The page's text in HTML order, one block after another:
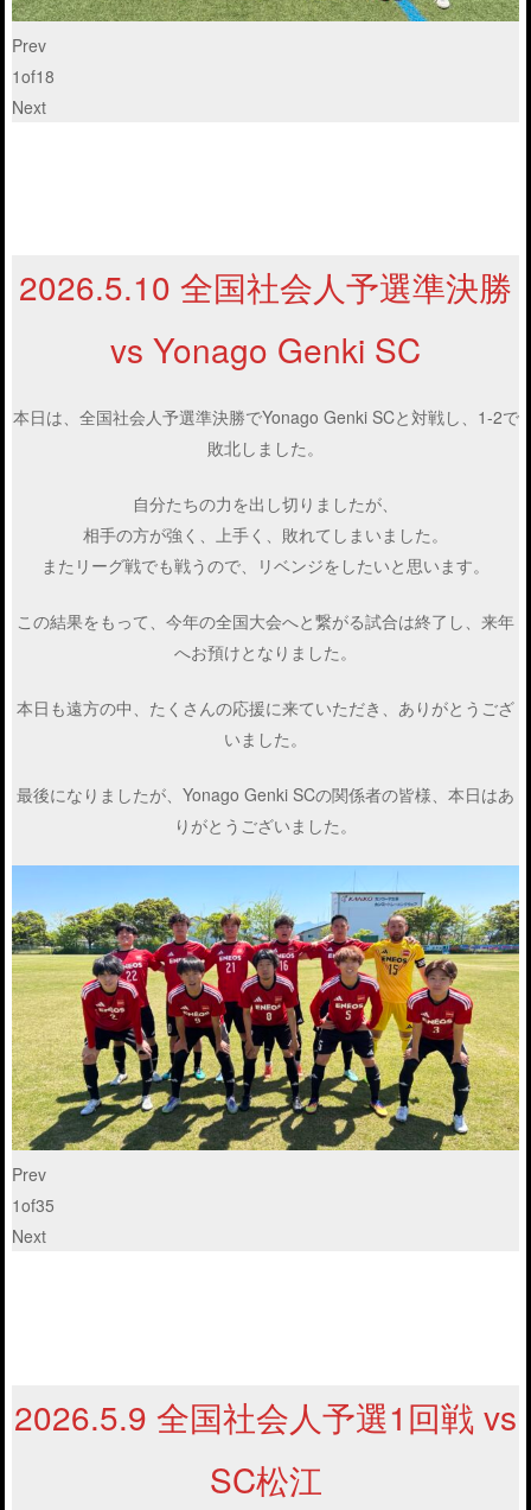
Prev
1of18
Next
2026.5.10 全国社会人予選準決勝
vs Yonago Genki SC
本日は、全国社会人予選準決勝でYonago Genki SCと対戦し、1-2で
敗北しました。
自分たちの力を出し切りましたが、
相手の方が強く、上手く、敗れてしまいました。
またリーグ戦でも戦うので、リベンジをしたいと思います。
この結果をもって、今年の全国大会へと繋がる試合は終了し、来年
へお預けとなりました。
本日も遠方の中、たくさんの応援に来ていただき、ありがとうござ
いました。
最後になりましたが、Yonago Genki SCの関係者の皆様、本日はあ
りがとうございました。
Prev
1of35
Next
2026.5.9 全国社会人予選1回戦 vs
SC松江